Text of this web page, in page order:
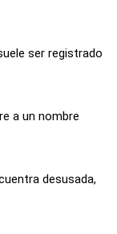
ser registrado
a un nombre
desusada,